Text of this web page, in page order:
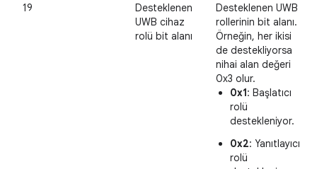
19
Desteklenen
UWB cihaz
rolü bit alanı
Desteklenen UWB
rollerinin bit alanı.
Örneğin, her ikisi
de destekliyorsa
nihai alan değeri
0x3 olur.
0x1: Başlatıcı
rolü
destekleniyor.
0x2: Yanıtlayıcı
rolü